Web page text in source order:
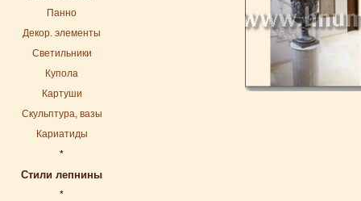
Панно
Декор. элементы
Светильники
Купола
Картуши
Скульптура, вазы
Кариатиды
*
Стили лепнины
*